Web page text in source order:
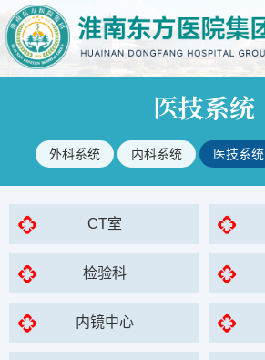
医技系统
外科系统 内科系统 医技系统
CT室
检验科
内镜中心